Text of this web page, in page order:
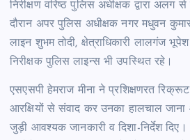
निरीक्षण वरिष्ठ पुलिस अधीक्षक द्वारा अलग
दौरान अपर पुलिस अधीक्षक नगर मधुवन कुमार
लाइन शुभम तोदी, क्षेत्राधिकारी लालगंज
निरीक्षक पुलिस लाइन्स भी उपस्थित रहे।
एसएसपी हेमराज मीना ने प्रशिक्षणरत रिक्रूट
आरक्षियों से संवाद कर उनका हालचाल
जुड़ी आवश्यक जानकारी व दिशा-निर्देश दिए।